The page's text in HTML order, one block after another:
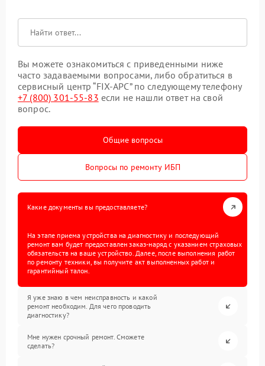
Вы можете ознакомиться с приведенными ниже
часто задаваемыми вопросами, либо обратиться в
сервисный центр “FIX-APC” по следующему телефону
+7 (800) 301-55-83 если не нашли ответ на свой
вопрос.
Общие вопросы
Вопросы по ремонту ИБП
Какие документы вы предоставляете?
На этапе приема устройства на диагностику и последующий
ремонт вам будет предоставлен заказ-наряд с указанием страховых
обязательств на ваше устройство. Далее, после выполнения работ
по ремонту техники, вы получите акт выполненных работ и
гарантийный талон.
Я уже знаю в чем неисправность и какой
ремонт необходим. Для чего проводить
диагностику?
Мне нужен срочный ремонт. Сможете
сделать?